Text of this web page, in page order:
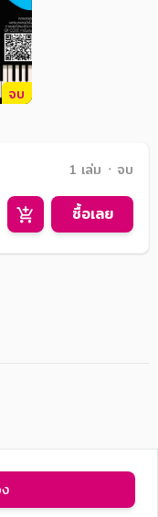
จบ
1 เล่ม ᛫ จบ
ซื้อเลย